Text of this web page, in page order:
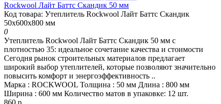
Rockwool Лайт Баттс Скандик 50 мм
Код товара: Утеплитель Rockwool Лайт Баттс Скандик
50х600х800 мм
0
Утеплитель Rockwool Лайт Баттс Скандик 50 мм с
плотностью 35: идеальное сочетание качества и стоимости
Сегодня рынок строительных материалов предлагает
широкий выбор утеплителей, которые позволяют значительно
повысить комфорт и энергоэффективность ..
Марка : ROCKWOOL Толщина : 50 мм Длина : 800 мм
Ширина : 600 мм Количество матов в упаковке: 12 шт.
860 р.